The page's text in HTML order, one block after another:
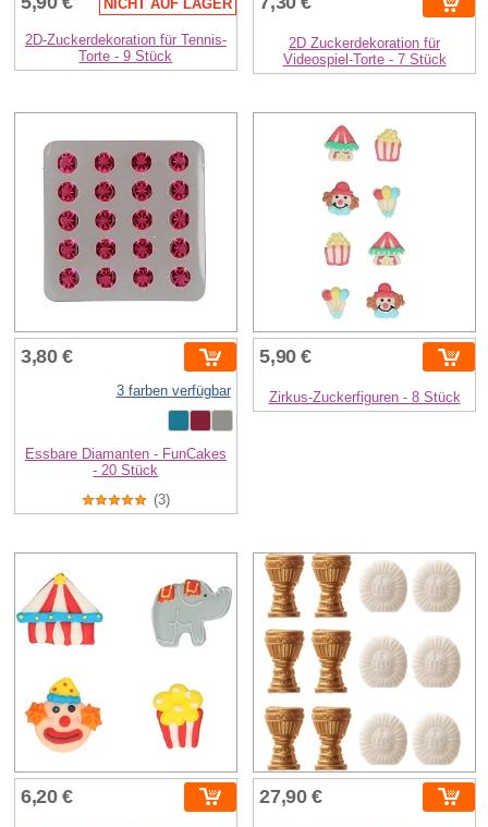
NICHT AUF LAGER
2D-Zuckerdekoration für Tennis-
Torte - 9 Stück
2D Zuckerdekoration für
Videospiel-Torte - 7 Stück
3,80 €
3 farben verfügbar
Essbare Diamanten - FunCakes
- 20 Stück
(3)
5,90 €
Zirkus-Zuckerfiguren - 8 Stück
6,20 € 27,90 €